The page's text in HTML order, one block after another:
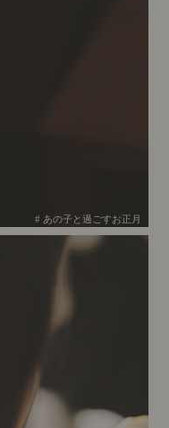
# あの子と過ごすお正月